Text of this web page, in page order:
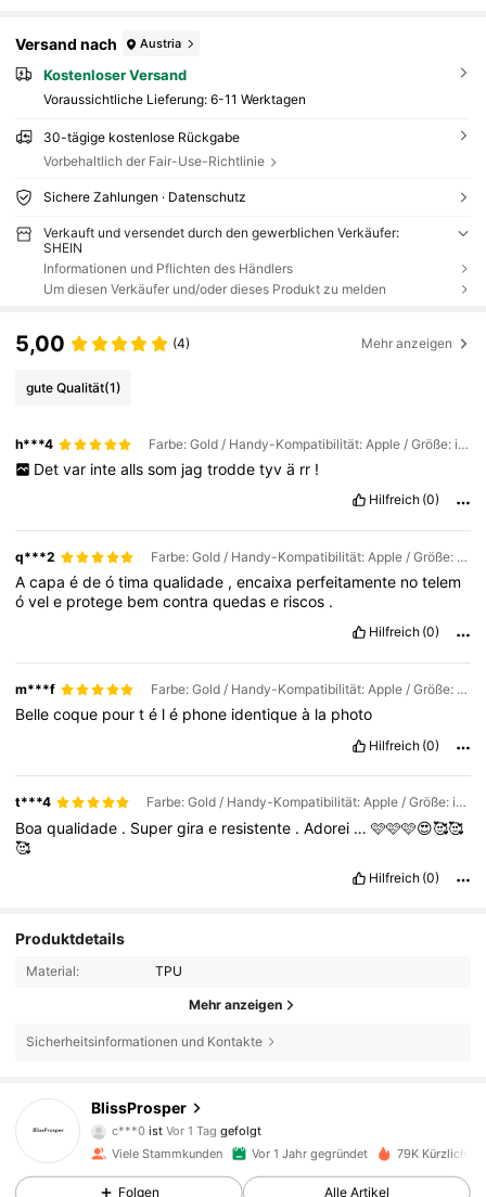
Versand nach Austria
Kostenloser Versand
Voraussichtliche Lieferung: 6-11 Werktagen
30-tägige kostenlose Rückgabe
Vorbehaltlich der Fair-Use-Richtlinie
Sichere Zahlungen · Datenschutz
Verkauft und versendet durch den gewerblichen Verkäufer:
SHEIN
Informationen und Pflichten des Händlers
Um diesen Verkäufer und/oder dieses Produkt zu melden
5,00 (4) Mehr anzeigen
gute Qualität(1)
h***4 Farbe: Gold / Handy-Kompatibilität: Apple / Größe: iPhone 16 Pro Max
Det var inte alls som jag trodde tyv ä rr !
Hilfreich (0)
q***2 Farbe: Gold / Handy-Kompatibilität: Apple / Größe: iPhone 11 Pro
Acapaédeótimaqualidade ,encaixa perfeitamente notelem
óvele protege bemcontraquedase riscos .
Hilfreich (0)
m***f Farbe: Gold / Handy-Kompatibilität: Apple / Größe: iPhone 16
Bellecoque pourté lé phone identiqueà la photo
Hilfreich (0)
t***4 Farbe: Gold / Handy-Kompatibilität: Apple / Größe: iPhone 16 Pro Max
Boaqualidade . Supergirae resistente .Adorei …🩷🩷🩷😍🥰🥰
🥰
Hilfreich (0)
Produktdetails
Material: TPU
Mehr anzeigen
Sicherheitsinformationen und Kontakte
BlissProsper
c***0 ist Vor 1 Tag
gefolgt
4.7K Follower
Viele Stammkunden Vor 1 Jahr gegründet 79K Kürzlich
Folgen Alle Artikel